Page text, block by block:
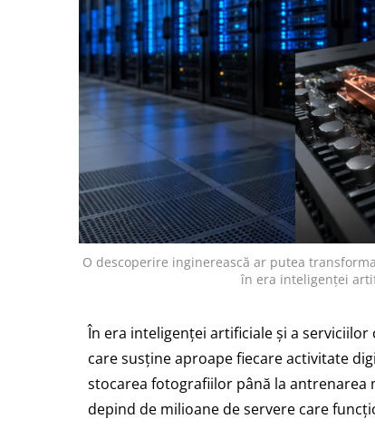
O descoperire inginerească ar putea
în era inteligenței
În era inteligenței artificiale și a
care susține aproape fiecare activitate
stocarea fotografiilor până la antrenarea
depind de milioane de servere care